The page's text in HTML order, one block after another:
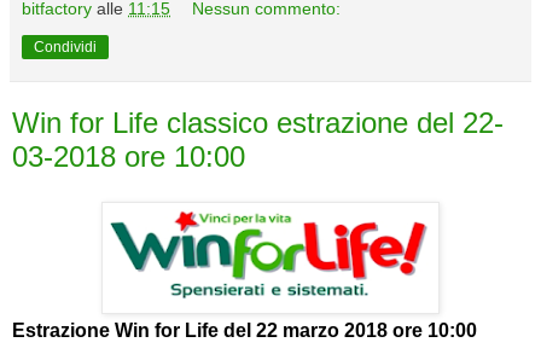
bitfactory alle 11:15 Nessun commento:
Condividi
Win for Life classico estrazione del 22-
03-2018 ore 10:00
Estrazione Win for Life del 22 marzo 2018 ore 10:00